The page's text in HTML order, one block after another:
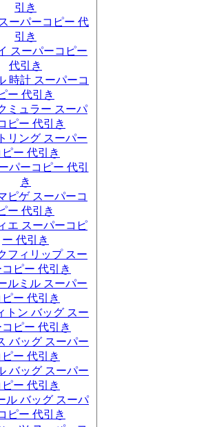
引き
ーパーコピー 代
引き
スーパーコピー
代引き
時計 スーパーコ
ー 代引き
ミュラー スーパ
ピー 代引き
リング スーパー
ピー 代引き
パーコピー 代引
き
ピゲ スーパーコ
ー 代引き
エ スーパーコピ
ー 代引き
フィリップ スー
ピー 代引き
ルミル スーパー
ピー 代引き
トン バッグ スー
ピー 代引き
バッグ スーパー
ピー 代引き
バッグ スーパー
ピー 代引き
ル バッグ スーパ
ピー 代引き